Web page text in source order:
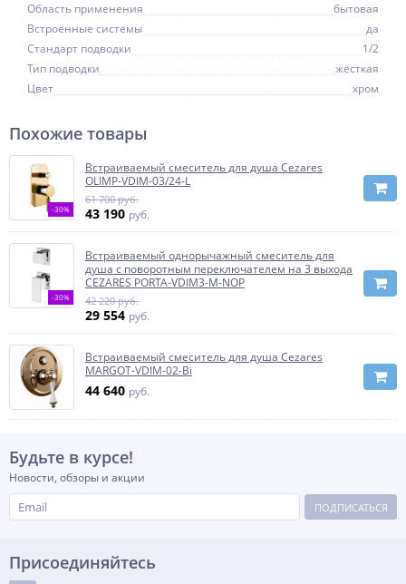
Область применения
бытовая
Встроенные системы
да
Стандарт подводки
1/2
Тип подводки
жесткая
Цвет
хром
Похожие товары
-30%
Встраиваемый смеситель для душа Cezares
OLIMP-VDIM-03/24-L
61 700 руб.
43 190 руб.
-30%
Встраиваемый однорычажный смеситель для
душа с поворотным переключателем на 3 выхода
CEZARES PORTA-VDIM3-M-NOP
42 220 руб.
29 554 руб.
Встраиваемый смеситель для душа Cezares
MARGOT-VDIM-02-Bi
44 640 руб.
Будьте в курсе!
Новости, обзоры и акции
ПОДПИСАТЬСЯ
Присоединяйтесь